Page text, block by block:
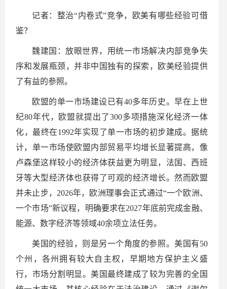
记者：整治“内卷式”竞争，欧美有哪些经验可借
鉴？
魏建国：放眼世界，用统一市场解决内部竞争失
序和发展瓶颈，并非中国独有的探索，欧美经验提供
了有益的参照。
欧盟的单一市场建设已有40多年历史。早在上世
纪80年代，欧盟就提出了300多项措施深化经济一体
化，最终在1992年实现了单一市场的初步建成。据统
计，单一市场使欧盟内部贸易平均增长显著提高，像
卢森堡这样较小的经济体获益更为明显，法国、西班
牙等大型经济体也获得了可观的经济增长。然而欧盟
并未止步，2026年，欧洲理事会正式通过“一个欧洲、
一个市场”新议程，明确要求在2027年底前完成金融、
能源、数字经济等领域40余项立法任务。
美国的经验，则是另一个角度的参照。美国有50
个州，各州拥有较大自主权，早期地方保护主义盛
行，市场分割明显。美国最终建成了较为完善的全国